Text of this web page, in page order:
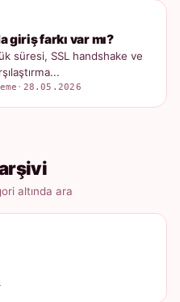
giriş farkı var mı?
süresi, SSL handshake ve
· 28.05.2026
altında ara